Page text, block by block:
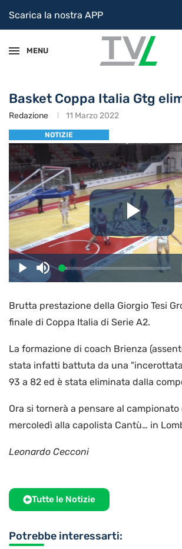
Scarica la nostra APP
MENU
Basket Coppa Italia Gtg
Redazione 11 Marzo 2022
NOTIZIE
il
PlayDisattiva
l’audio
Caricato:
4.80%
Brutta prestazione della Giorgio Tesi
finale di Coppa Italia di Serie A2.
La formazione di coach Brienza
stata infatti battuta da una
93 a 82 ed è stata eliminata dalla
Ora si tornerà a pensare al
mercoledì alla capolista Cantù… in
Leonardo Cecconi
Tutte le Notizie
Potrebbe interessarti: